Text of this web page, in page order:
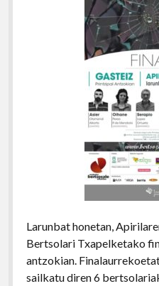
Larunbat honetan,
Bertsolari Txapelketako
antzokian.
sailkatu diren 6